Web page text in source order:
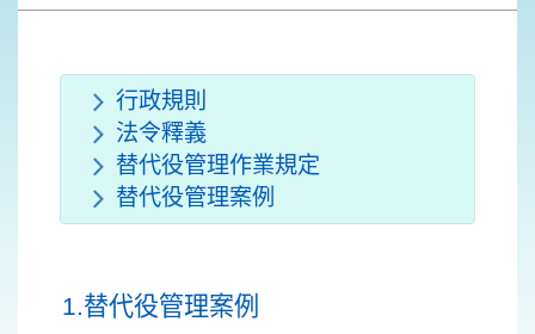
行政規則
法令釋義
替代役管理作業規定
替代役管理案例
1.替代役管理案例